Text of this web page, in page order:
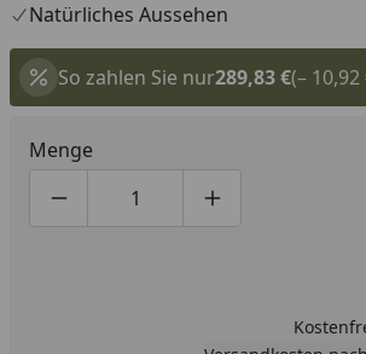
Natürliches Aussehen
So zahlen Sie nur289,83 €(– 10,92
Menge
Produktmenge um eins verringern
Produktmenge manuell
Produktmenge